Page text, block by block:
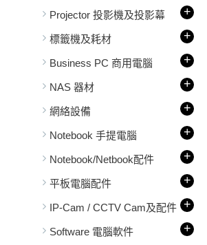
Projector 投影機及投影幕 +
標籤機及耗材 +
Business PC 商用電腦 +
NAS 器材 +
網絡設備 +
Notebook 手提電腦 +
Notebook/Netbook配件 +
平板電腦配件 +
IP-Cam / CCTV Cam及配件 +
Software 電腦軟件 +